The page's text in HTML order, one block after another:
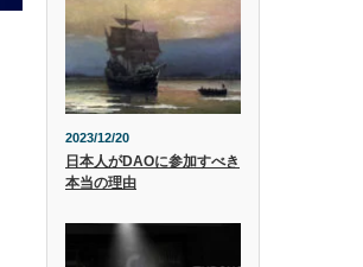
2023/12/20
日本人がDAOに参加すべき
本当の理由